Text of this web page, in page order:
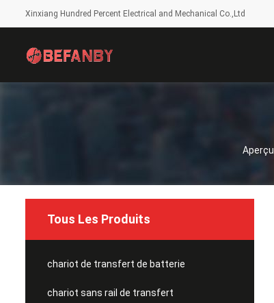
Xinxiang Hundred Percent Electrical and Mechanical Co.,Ltd
Aperçu
Tous Les Produits
chariot de transfert de batterie
chariot sans rail de transfert